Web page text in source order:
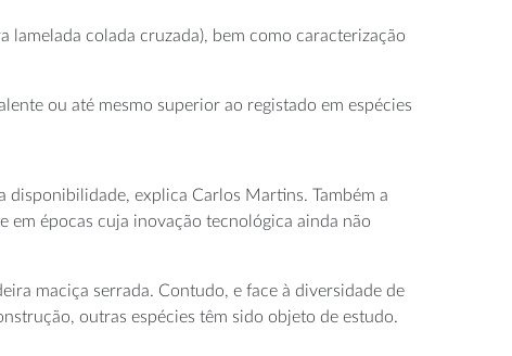
lamelada colada cruzada), bem como caracterização
ou até mesmo superior ao registado em espécies
disponibilidade, explica Carlos Martins. Também a
em épocas cuja inovação tecnológica ainda não
maciça serrada. Contudo, e face à diversidade de
outras espécies têm sido objeto de estudo.